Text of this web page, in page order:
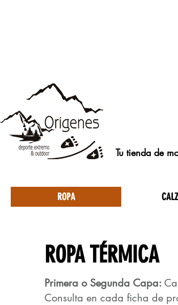
Tu tienda de
ROPA
ROPA TÉRMICA
Primera o Segunda Capa:
Consulta en cada ficha de